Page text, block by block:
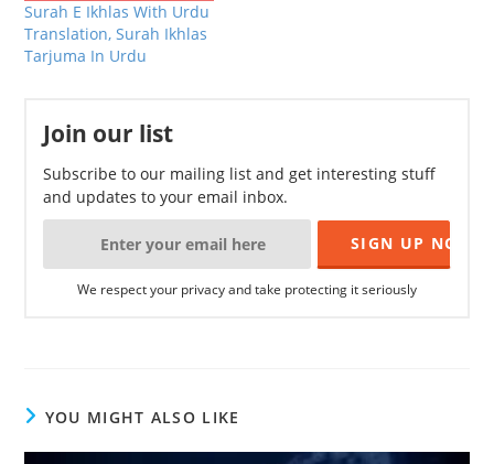
Surah E Ikhlas With Urdu
Translation, Surah Ikhlas
Tarjuma In Urdu
Join our list
Subscribe to our mailing list and get interesting stuff
and updates to your email inbox.
We respect your privacy and take protecting it seriously
YOU MIGHT ALSO LIKE